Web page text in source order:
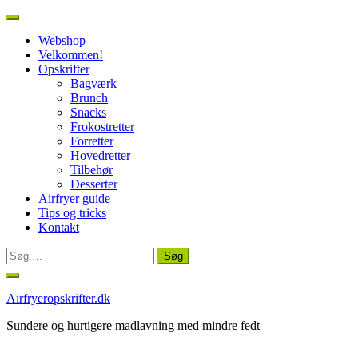
Webshop
Velkommen!
Opskrifter
Bagværk
Brunch
Snacks
Frokostretter
Forretter
Hovedretter
Tilbehør
Desserter
Airfryer guide
Tips og tricks
Kontakt
Søg
efter:
Spring
indhold
Airfryeropskrifter.dk
Sundere og hurtigere madlavning med mindre fedt